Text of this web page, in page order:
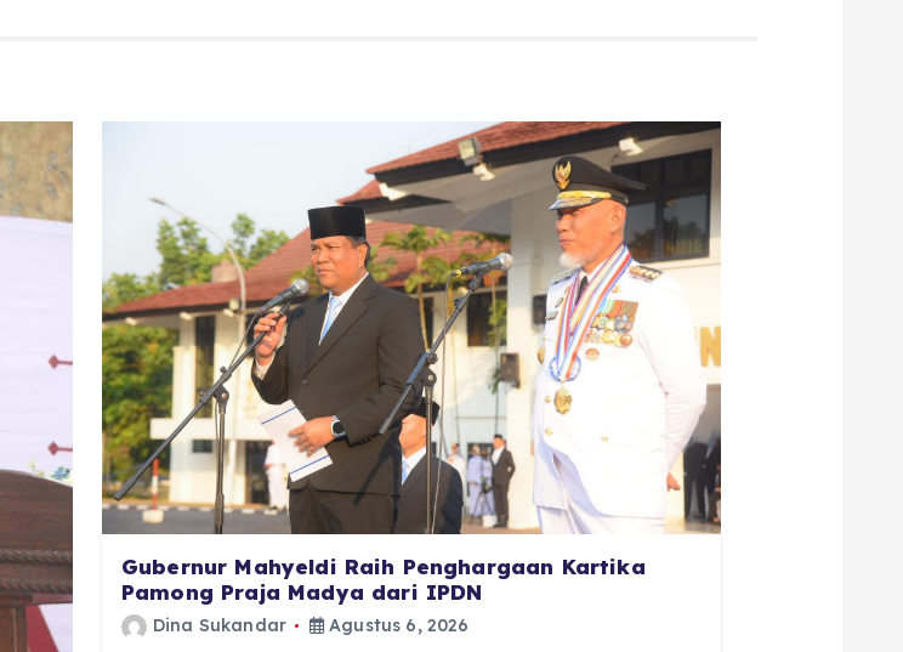
Gubernur Mahyeldi Raih Penghargaan Kartika
Pamong Praja Madya dari IPDN
Dina Sukandar Agustus 6, 2026